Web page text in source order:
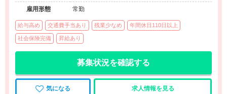
雇用形態
常勤
給与高め 交通費手当あり 残業少なめ 年間休日110日以上
社会保険完備 昇給あり
募集状況を確認する
気になる 求人情報を見る